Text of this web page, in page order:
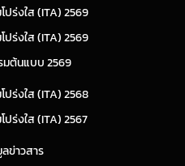
ร่งใส (ITA) 2569
ร่งใส (ITA) 2569
ต้นแบบ 2569
ร่งใส (ITA) 2568
ร่งใส (ITA) 2567
ข่าวสาร